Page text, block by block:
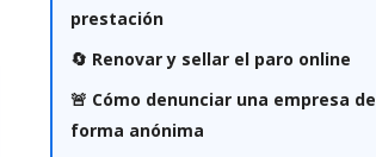
prestación
🔄 Renovar y sellar el paro online
🚨 Cómo denunciar una empresa de
forma anónima